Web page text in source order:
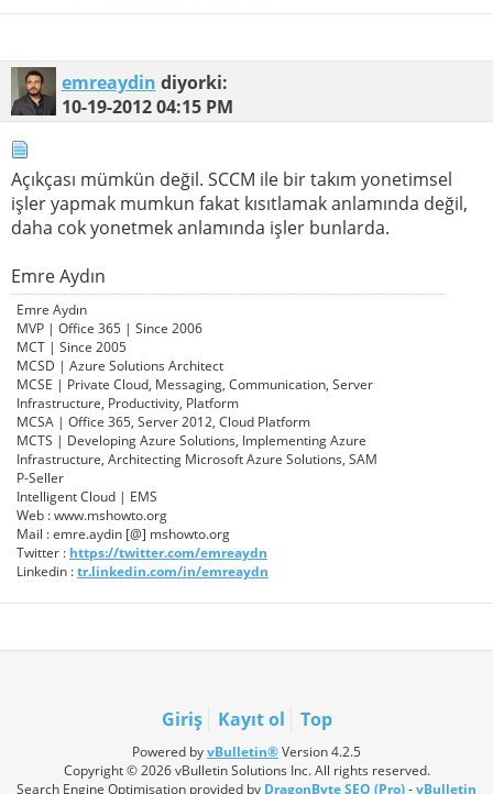
emreaydin diyorki:
10-19-201204:15 PM
Açıkçası mümkün değil. SCCM ile bir takım yonetimsel
işler yapmak mumkun fakat kısıtlamak anlamında değil,
daha cok yonetmek anlamında işler bunlarda.
Emre Aydın
Emre Aydın
MVP | Office 365 | Since 2006
MCT | Since 2005
MCSD | Azure Solutions Architect
MCSE | Private Cloud, Messaging, Communication, Server
Infrastructure, Productivity, Platform
MCSA | Office 365, Server 2012, Cloud Platform
MCTS | Developing Azure Solutions, Implementing Azure
Infrastructure, Architecting Microsoft Azure Solutions, SAM
P-Seller
Intelligent Cloud | EMS
Web : www.mshowto.org
Mail : emre.aydin [@] mshowto.org
Twitter : https://twitter.com/emreaydn
Linkedin :tr.linkedin.com/in/emreaydn
Giriş Kayıt ol Top
Powered byvBulletin®Version 4.2.5
Copyright © 2026 vBulletin Solutions Inc. All rights reserved.
Search Engine Optimisation provided by DragonByte SEO (Pro)-vBulletin